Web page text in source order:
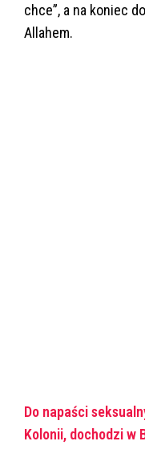
chce”, a na koniec
Allahem.
Do napaści
Kolonii, dochodzi w